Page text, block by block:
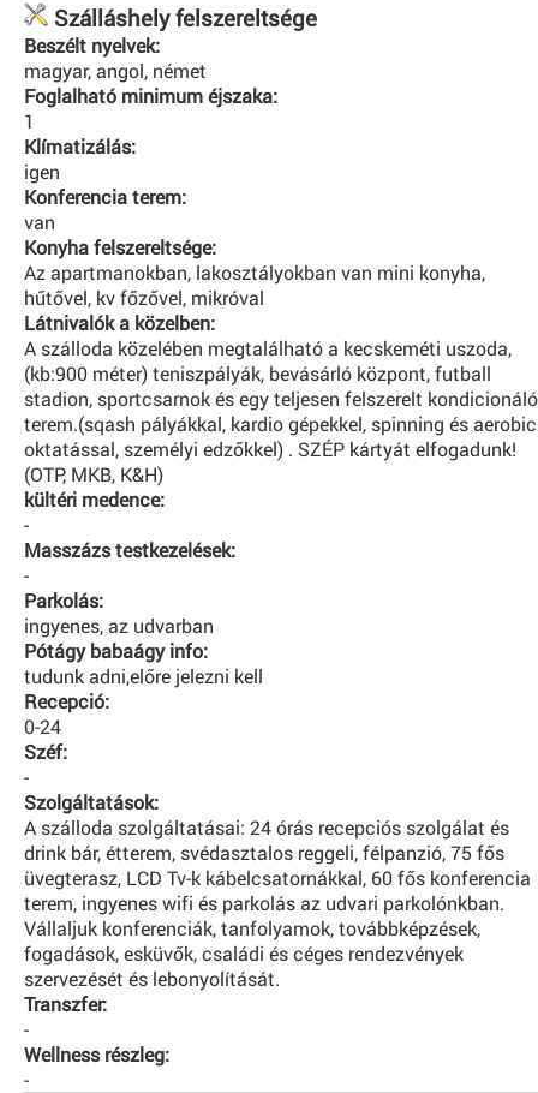
Szálláshely felszereltsége
Beszélt nyelvek:
magyar, angol, német
Foglalható minimum éjszaka:
1
Klímatizálás:
igen
Konferencia terem:
van
Konyha felszereltsége:
Az apartmanokban, lakosztályokban van mini konyha,
hűtővel, kv főzővel, mikróval
Látnivalók a közelben:
A szálloda közelében megtalálható a kecskeméti uszoda,
(kb:900 méter) teniszpályák, bevásárló központ, futball
stadion, sportcsarnok és egy teljesen felszerelt kondicionáló
terem.(sqash pályákkal, kardio gépekkel, spinning és aerobic
oktatással, személyi edzőkkel) . SZÉP kártyát elfogadunk!
(OTP, MKB, K&H)
kültéri medence:
-
Masszázs testkezelések:
-
Parkolás:
ingyenes, az udvarban
Pótágy babaágy info:
tudunk adni,előre jelezni kell
Recepció:
0-24
Széf:
-
Szolgáltatások:
A szálloda szolgáltatásai: 24 órás recepciós szolgálat és
drink bár, étterem, svédasztalos reggeli, félpanzió, 75 fős
üvegterasz, LCD Tv-k kábelcsatornákkal, 60 fős konferencia
terem, ingyenes wifi és parkolás az udvari parkolónkban.
Vállaljuk konferenciák, tanfolyamok, továbbképzések,
fogadások, esküvők, családi és céges rendezvények
szervezését és lebonyolítását.
Transzfer:
-
Wellness részleg:
-